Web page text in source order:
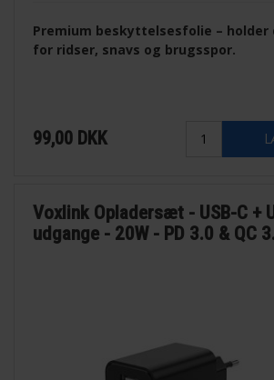
Premium beskyttelsesfolie –
for ridser, snavs og brugsspor.
99,00 DKK
Voxlink Opladersæt - USB-C +
udgange - 20W - PD 3.0 & QC